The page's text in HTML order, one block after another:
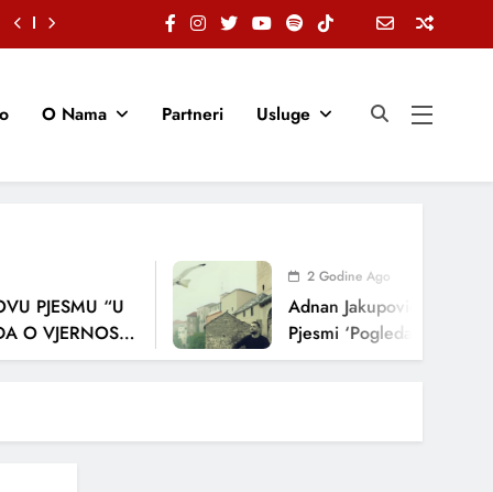
O Nama Partneri Usluge
“U
VJERNOSTI,
2 Godine Ago
Adnan Jakupović Donosi
Pjesmi ‘Pogledaj Me’